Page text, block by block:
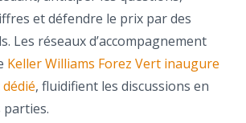
et défendre le prix par des
Les réseaux d’accompagnement
Keller Williams Forez Vert inaugure
, fluidifient les discussions en